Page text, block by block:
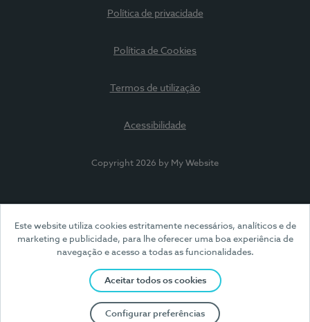
Este website utiliza cookies estritamente necessários, analíticos e de
marketing e publicidade, para lhe oferecer uma boa experiência de
navegação e acesso a todas as funcionalidades.
Aceitar todos os cookies
Configurar preferências
Política de privacidade
Política de Cookies
Termos de utilização
Acessibilidade
Copyright 2026 by My Website